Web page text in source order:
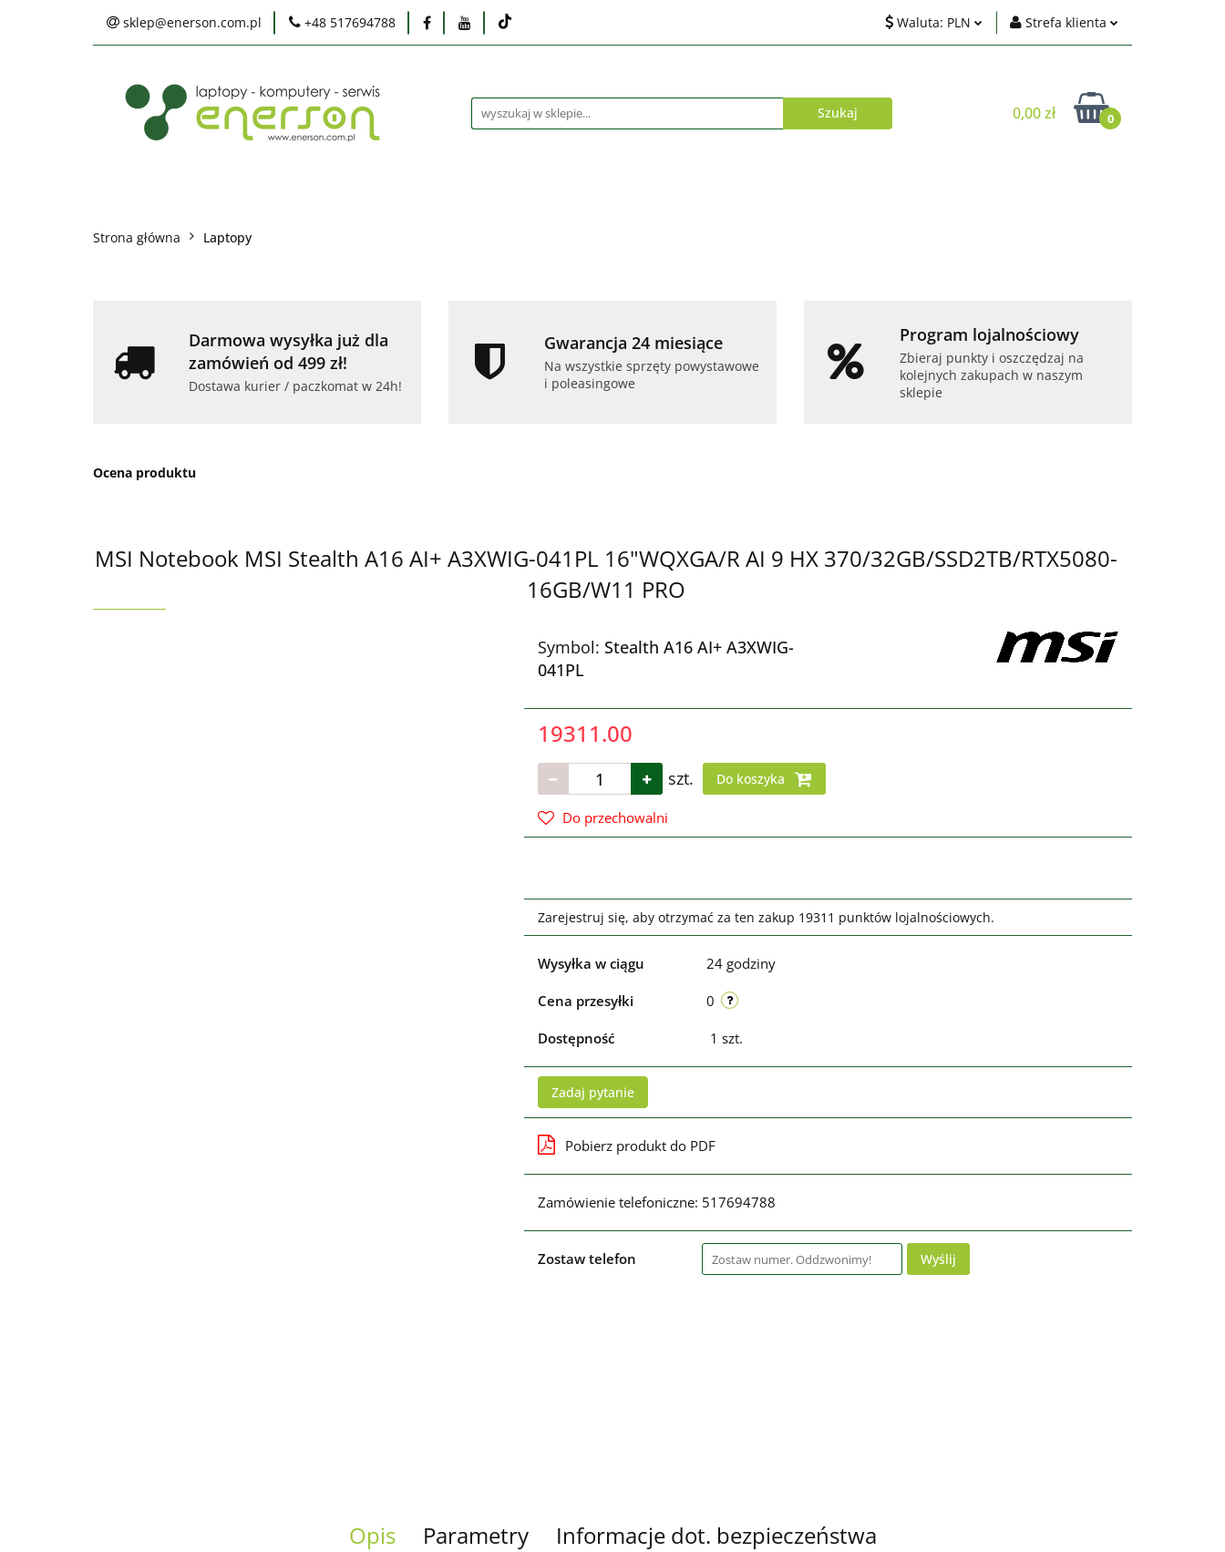
sklep@enerson.com.pl +48 517694788 Waluta: PLN Strefa klienta
Zarejestruj się
Dodaj zgłoszenie
0,00 zł 0
Serwis
Praca Ochrona środowiska
Laptopy PC Monitory
Karty graficzne Akcesoria Telefony i tablety Serwis Praca
Strona główna Laptopy
Darmowa wysyłka już dla
zamówień od 499 zł!
Dostawa kurier / paczkomat w 24h!
Gwarancja 24 miesiące
Na wszystkie sprzęty powystawowe
i poleasingowe
Program lojalnościowy
Zbieraj punkty i oszczędzaj na
kolejnych zakupach w naszym
sklepie
Ocena produktu
MSI Notebook MSI Stealth A16 AI+ A3XWIG-041PL 16"WQXGA/R AI 9 HX 370/32GB/SSD2TB/RTX5080-
16GB/W11 PRO
Symbol: Stealth A16 AI+ A3XWIG-
041PL
19311.00
szt. Do koszyka
Do przechowalni
Zarejestruj się, aby otrzymać za ten zakup 19311 punktów lojalnościowych.
Wysyłka w ciągu 24 godziny
Cena przesyłki 0
Dostępność 1 szt.
Zadaj pytanie
Pobierz produkt do PDF
Zamówienie telefoniczne: 517694788
Zostaw telefon Wyślij
Opis Parametry Informacje dot. bezpieczeństwa